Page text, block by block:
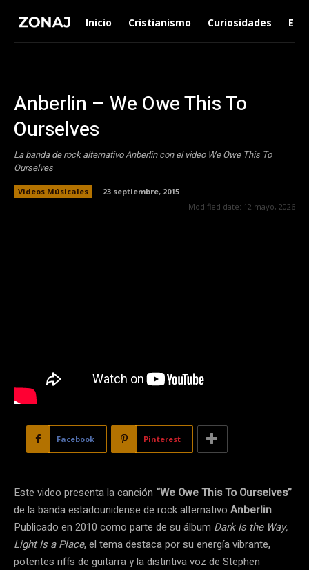
Inicio Cristianismo Curiosidades
Anberlin – We Owe This To
Ourselves
La banda de rock alternativo Anberlin con el video We Owe This To
Ourselves
Videos Músicales
23 septiembre, 2015
Modified date: 12 mayo, 2026
Facebook Pinterest
Este video presenta la canción “We Owe This To Ourselves”
de la banda estadounidense de rock alternativo Anberlin.
Publicado en 2010 como parte de su álbum Dark Is the Way,
Light Is a Place, el tema destaca por su energía vibrante,
potentes riffs de guitarra y la distintiva voz de Stephen